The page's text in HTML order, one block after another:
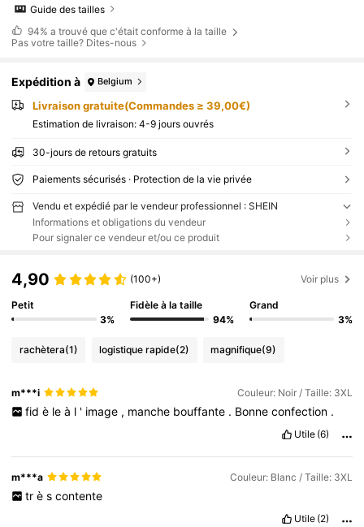
Guide des tailles
94% a trouvé que c'était conforme à la taille
Pas votre taille? Dites-nous
Expédition à Belgium
Livraison gratuite(Commandes ≥ 39,00€)
Estimation de livraison: 4-9 jours ouvrés
30-jours de retours gratuits
Paiements sécurisés · Protection de la vie privée
Vendu et expédié par le vendeur professionnel : SHEIN
Informations et obligations du vendeur
Pour signaler ce vendeur et/ou ce produit
4,90 (100+) Voir plus
Petit
3%
Fidèle à la taille
94%
Grand
3%
rachètera(1) logistique rapide(2) magnifique(9)
m***i Couleur: Noir / Taille: 3XL
fid è le à l ' image , manche bouffante . Bonne confection .
Utile (6)
m***a Couleur: Blanc / Taille: 3XL
tr è s contente
Utile (2)